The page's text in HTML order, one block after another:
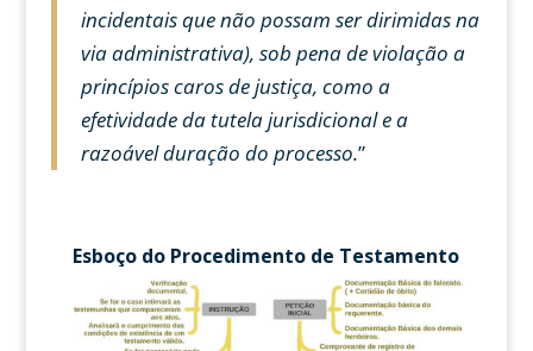
incidentais que não possam ser dirimidas na
via administrativa), sob pena de violação a
princípios caros de justiça, como a
efetividade da tutela jurisdicional e a
razoável duração do processo.”
Esboço do Procedimento de Testamento